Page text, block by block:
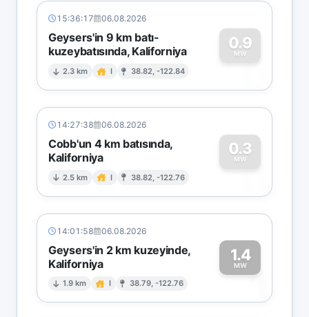
15:36:17 06.08.2026
Geysers'in 9 km batı-
kuzeybatısında, Kaliforniya
2.3 km I 38.82, -122.84
0.9
MW
0
14:27:38 06.08.2026
Cobb'un 4 km batısında,
Kaliforniya
2.5 km I 38.82, -122.76
0.3
MW
0
14:01:58 06.08.2026
Geysers'in 2 km kuzeyinde,
Kaliforniya
1.9 km I 38.79, -122.76
1.4
MW1